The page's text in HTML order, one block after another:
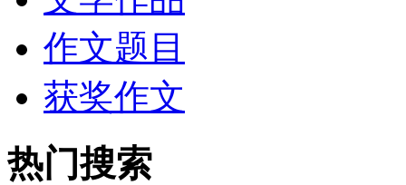
作文题目
获奖作文
热门搜索